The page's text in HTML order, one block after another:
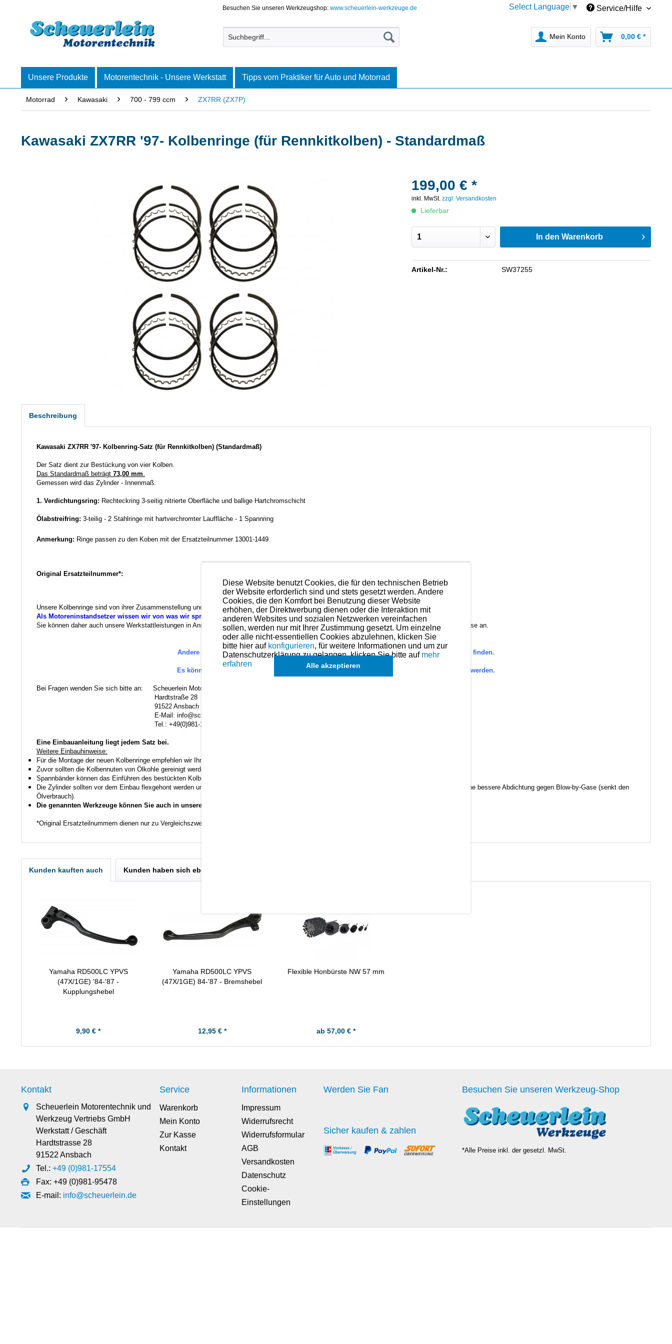
Besuchen Sie unseren Werkzeugshop:www.scheuerlein-werkzeuge.de Select Language ▼ Service/Hilfe
Mein Konto 0,00 € *
Unsere Produkte Motorentechnik - Unsere Werkstatt Tipps vom Praktiker für Auto und Motorrad
Motorrad Kawasaki 700 - 799 ccm ZX7RR (ZX7P)
Kawasaki ZX7RR '97- Kolbenringe (für Rennkitkolben) - Standardmaß
199,00 € *
inkl. MwSt.zzgl. Versandkosten
Lieferbar
In den Warenkorb
Artikel-Nr.: SW37255
Beschreibung
Kawasaki ZX7RR '97- Kolbenring-Satz (für Rennkitkolben) (Standardmaß)
Der Satz dient zur Bestückung von vier Kolben.
Das Standardmaß beträgt 73,00 mm.
Gemessen wird das Zylinder - Innenmaß.
1. Verdichtungsring: Rechteckring 3-seitig nitrierte Oberfläche und ballige Hartchromschicht
Ölabstreifring: 3-teilig - 2 Stahlringe mit hartverchromter Lauffläche - 1 Spannring
Anmerkung: Ringe passen zu den Koben mit der Ersatzteilnummer 13001-1449
Original Ersatzteilnummer*:
Unsere Kolbenringe sind von ihrer Zusammenstellung und der Qualität mit das technisch Beste, was es aktuell am Markt gibt.
Als Motoreninstandsetzer wissen wir von was wir sprechen.
Sie können daher auch unsere Werkstattleistungen in Anspruch nehmen. Preise hierzu finden Sie links in der Kategorien-Übersicht oder fragen Sie diese an.
Andere Ersatzteile für dieses Modell sind (falls vorhanden) in der übergeordneten Kategorie zu finden.
Es können auch Sätze für einzelne Kolben , in Ausnahmefällen auch angefragt werden.
Bei Fragen wenden Sie sich bitte an: Scheuerlein Motorentechnik
Hardtstraße 28
91522 Ansbach
E-Mail: info@scheuerlein.de
Tel.: +49(0)981-17554
Eine Einbauanleitung liegt jedem Satz bei.
Weitere Einbauhinweise:
Für die Montage der neuen Kolbenringe empfehlen wir Ihnen eine Kolbenringzange zu verwenden.
Zuvor sollten die Kolbennuten von Ölkohle gereinigt werden auch hierfür gibt es ein Werkzeug.
Spannbänder können das Einführen des bestückten Kolbens in den Zylinder erleichtern.
Die Zylinder sollten vor dem Einbau flexgehont werden um den Kreuzschliff wieder einzubringen. Dies ermöglicht eine bessere Ölhaftung und somit eine bessere Abdichtung gegen Blow-by-Gase (senkt den
Ölverbrauch).
Die genannten Werkzeuge können Sie auch in unserem Shop finden.
*Original Ersatzteilnummern dienen nur zu Vergleichszwecken.
Kunden kauften auch Kunden haben sich ebenfalls angesehen
Yamaha RD500LC YPVS
(47X/1GE) '84-'87 -
Kupplungshebel
9,90 € *
Yamaha RD500LC YPVS
(47X/1GE) 84-'87 - Bremshebel
12,95 € *
Flexible Honbürste NW 57 mm
ab 57,00 € *
Kontakt
Scheuerlein Motorentechnik und
Werkzeug Vertriebs GmbH
Werkstatt / Geschäft
Hardtstrasse 28
91522 Ansbach
Tel.: +49 (0)981-17554
Fax: +49 (0)981-95478
E-mail: info@scheuerlein.de
Service
Warenkorb
Mein Konto
Zur Kasse
Kontakt
Informationen
Impressum
Widerrufsrecht
Widerrufsformular
AGB
Versandkosten
Datenschutz
Cookie-
Einstellungen
Werden Sie Fan
Sicher kaufen & zahlen
Besuchen Sie unseren Werkzeug-Shop
*Alle Preise inkl. der gesetzl. MwSt.
Diese Website benutzt Cookies, die für den technischen Betrieb
der Website erforderlich sind und stets gesetzt werden. Andere
Cookies, die den Komfort bei Benutzung dieser Website
erhöhen, der Direktwerbung dienen oder die Interaktion mit
anderen Websites und sozialen Netzwerken vereinfachen
sollen, werden nur mit Ihrer Zustimmung gesetzt. Um einzelne
oder alle nicht-essentiellen Cookies abzulehnen, klicken Sie
bitte hier auf konfigurieren, für weitere Informationen und um zur
Datenschutzerklärung zu gelangen, klicken Sie bitte auf mehr
erfahren
Alle akzeptieren